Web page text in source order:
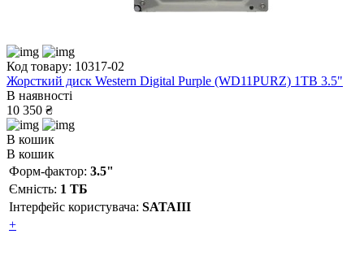
Код товару: 10317-02
Жорсткий диск Western Digital Purple (WD11PURZ) 1ТВ 3.5"
В наявності
10 350 ₴
В кошик
В кошик
Форм-фактор: 3.5"
Ємність: 1 ТБ
Інтерфейс користувача: SATAIII
+